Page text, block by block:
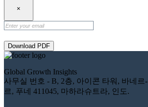
×
Download PDF
Global Growth Insights
사무실 번호 - B, 2층, 아이콘 타워, 바네르
르, 푸네 411045, 마하라슈트라, 인도.